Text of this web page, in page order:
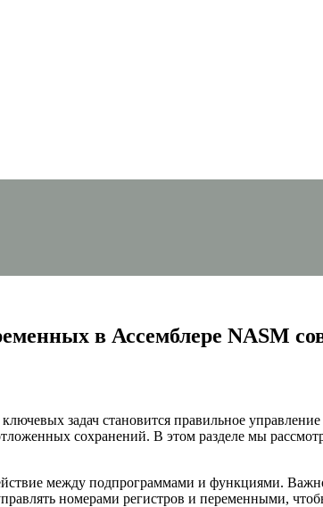
в Ассемблере NASM
задач становится правильное
сохранений. В этом разделе мы
между подпрограммами и функциями.
номерами регистров и переменными,